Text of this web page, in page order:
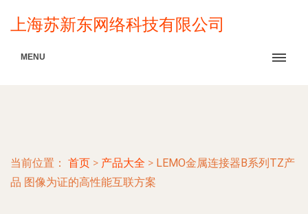
上海苏新东网络科技有限公司
MENU
当前位置： 首页 > 产品大全 > LEMO金属连接器B系列TZ产
品 图像为证的高性能互联方案